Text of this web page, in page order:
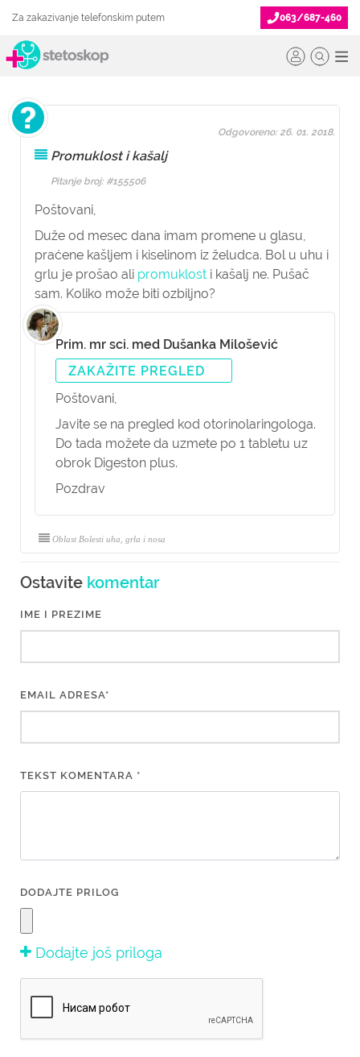
Za zakazivanje telefonskim putem 063/687-460
Promuklost i kašalj
Pitanje broj: #155506
Poštovani,
Duže od mesec dana imam promene u glasu,
praćene kašljem i kiselinom iz želudca. Bol u uhu i
grlu je prošao ali promuklost i kašalj ne. Pušač
sam. Koliko može biti ozbiljno?
Odgovoreno: 26. 01. 2018.
Prim. mr sci. med Dušanka Milošević
ZAKAŽITE PREGLED
Poštovani,
Javite se na pregled kod otorinolaringologa.
Do tada možete da uzmete po 1 tabletu uz
obrok Digeston plus.
Pozdrav
Oblast Bolesti uha, grla i nosa
Ostavite komentar
IME I PREZIME
EMAIL ADRESA*
TEKST KOMENTARA *
DODAJTE PRILOG
Dodajte još priloga